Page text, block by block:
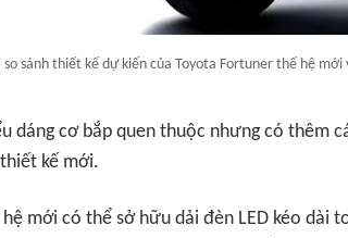
so sánh thiết kế dự kiến của Toyota Fortuner thế hệ
dáng cơ bắp quen thuộc nhưng có thêm
kế mới.
mới có thể sở hữu dải đèn LED kéo dài